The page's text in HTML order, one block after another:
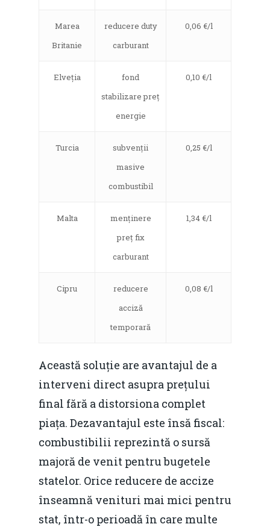
Marea
Britanie
reducere duty
carburant
0,06 €/l
Elveția
fond
stabilizare preț
energie
0,10 €/l
Turcia
subvenții
masive
combustibil
0,25 €/l
Malta
menținere
preț fix
carburant
1,34 €/l
Cipru
reducere
acciză
temporară
0,08 €/l
Această soluție are avantajul de a
interveni direct asupra prețului
final fără a distorsiona complet
piața. Dezavantajul este însă fiscal:
combustibilii reprezintă o sursă
majoră de venit pentru bugetele
statelor. Orice reducere de accize
înseamnă venituri mai mici pentru
stat, într-o perioadă în care multe